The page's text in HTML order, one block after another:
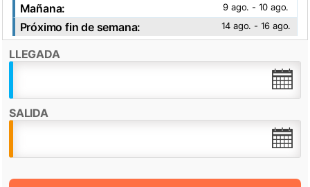
Check in desde:15:00h
Mañana: 9 ago. - 10 ago.
Próximo fin de semana: 14 ago. - 16 ago.
LLEGADA
SALIDA